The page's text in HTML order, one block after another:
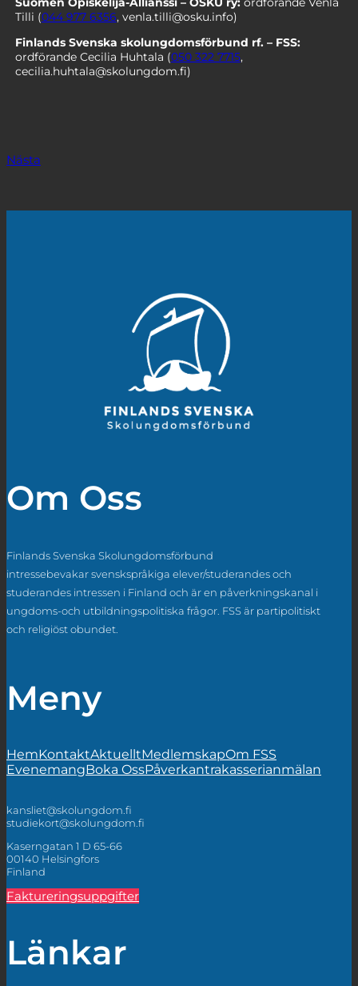
Tilli (044 977 6356, venla.tilli@osku.info)
Finlands Svenska skolungdomsförbund rf. – FSS:
ordförande Cecilia Huhtala (050 322 7715,
cecilia.huhtala@skolungdom.fi)
Nästa
Om Oss
Finlands Svenska Skolungdomsförbund
intressebevakar svenskspråkiga elever/studerandes och
studerandes intressen i Finland och är en påverkningskanal i
ungdoms-och utbildningspolitiska frågor. FSS är partipolitiskt
och religiöst obundet.
Meny
HemKontaktAktuelltMedlemskapOm FSS
EvenemangBoka OssPåverkantrakasserianmälan
kansliet@skolungdom.fi
studiekort@skolungdom.fi
Kaserngatan 1 D 65-66
00140 Helsingfors
Finland
Faktureringsuppgifter
Länkar